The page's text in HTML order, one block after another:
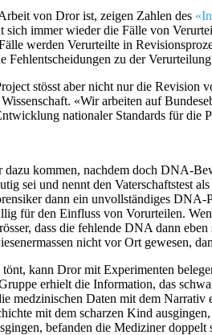
von Dror ist, zeigen Zahlen des
sich immer wieder die Fälle von
werden Verurteilte in
Fehlentscheidungen zu der
stösst aber nicht nur die Revision
«Wir arbeiten auf
nationaler Standards für die
dazu kommen, nachdem doch DNA-
sei und nennt den Vaterschaftstest
dann ein unvollständiges
für den Einfluss von Vorurteilen.
dass die fehlende DNA dann
nicht vor Ort gewesen,
kann Dror mit Experimenten
erhielt die Information, das
medzinischen Daten mit dem
mit dem scharzen Kind
befanden die Mediziner